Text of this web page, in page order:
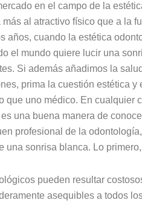
en el campo de la
al atractivo físico que a la
años, cuando la estética
el mundo quiere lucir una
Si además añadimos la
prima la cuestión estética y
que uno médico. En cualquier
una buena manera de
profesional de la
una sonrisa blanca. Lo
pueden resultar
asequibles a todos